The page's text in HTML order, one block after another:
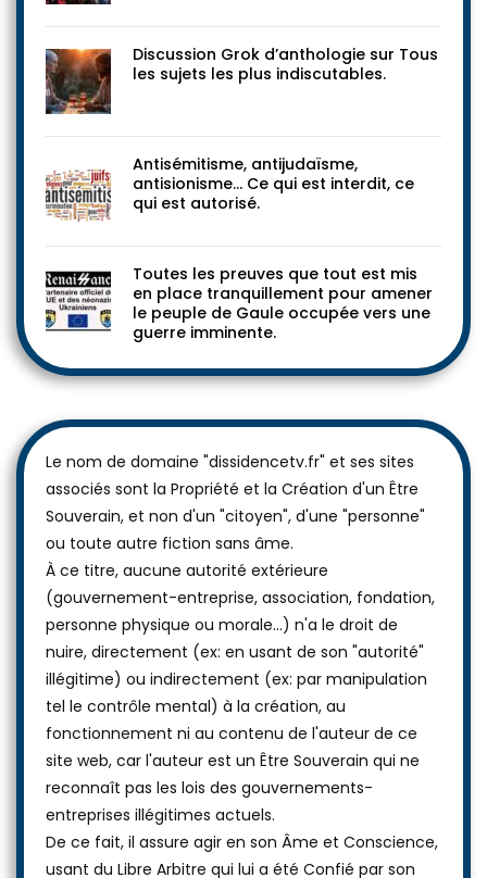
Discussion Grok d’anthologie sur Tous
les sujets les plus indiscutables.
Antisémitisme, antijudaïsme,
antisionisme… Ce qui est interdit, ce
qui est autorisé.
Toutes les preuves que tout est mis
en place tranquillement pour amener
le peuple de Gaule occupée vers une
guerre imminente.
Le nom de domaine "dissidencetv.fr" et ses sites
associés sont la Propriété et la Création d'un Être
Souverain, et non d'un "citoyen", d'une "personne"
ou toute autre fiction sans âme.
À ce titre, aucune autorité extérieure
(gouvernement-entreprise, association, fondation,
personne physique ou morale...) n'a le droit de
nuire, directement (ex: en usant de son "autorité"
illégitime) ou indirectement (ex: par manipulation
tel le contrôle mental) à la création, au
fonctionnement ni au contenu de l'auteur de ce
site web, car l'auteur est un Être Souverain qui ne
reconnaît pas les lois des gouvernements-
entreprises illégitimes actuels.
De ce fait, il assure agir en son Âme et Conscience,
usant du Libre Arbitre qui lui a été Confié par son